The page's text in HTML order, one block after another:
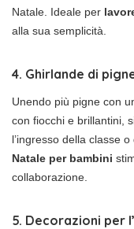
Natale. Ideale per
alla sua semplicità.
4. Ghirlande di
Unendo più pigne con
con fiocchi e brillantini,
l’ingresso della classe
Natale per bambini
collaborazione.
5. Decorazioni per